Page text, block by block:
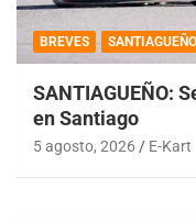
BREVES SANTIAGUEÑO
SANTIAGUEÑO:
en Santiago
5 agosto, 2026 E-Kart